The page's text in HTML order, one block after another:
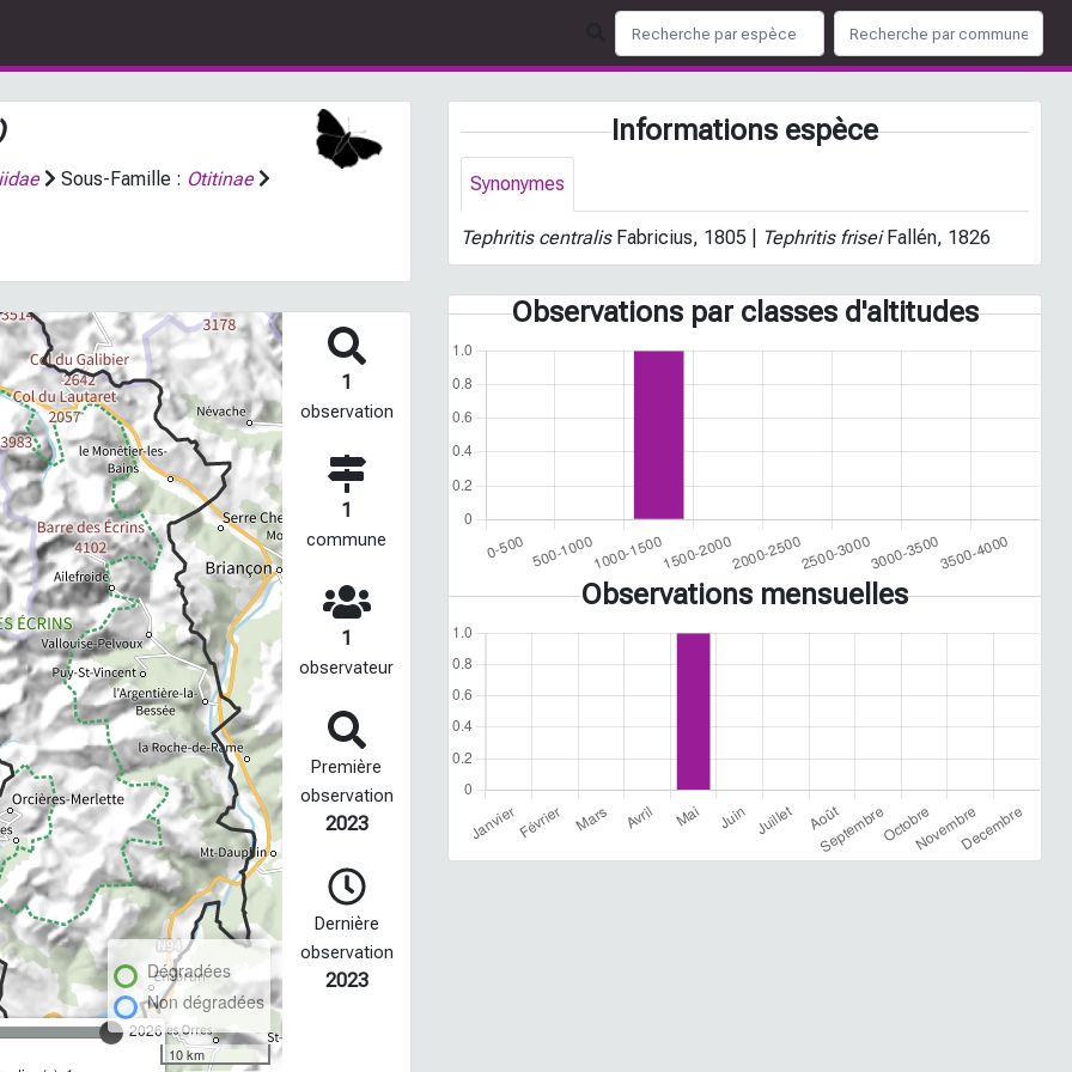
Sous-Famille : Otitinae
2026
Dégradées
Non dégradées
10 km
1
observation
1
commune
1
observateur
Première
observation
2023
Dernière
observation
2023
Informations espèce
Synonymes
Tephritis centralisFabricius, 1805 | Tephritis friseiFallén, 1826
Observations par classes d'altitudes
Observations mensuelles